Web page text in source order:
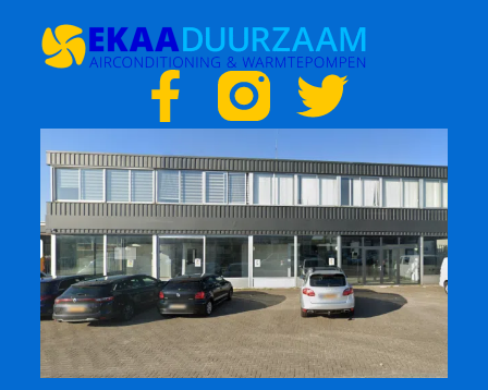
F
a
c
e
b
o
T
w
i
t
t
e